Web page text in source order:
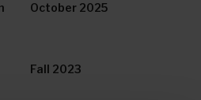
October 2025
Fall 2023